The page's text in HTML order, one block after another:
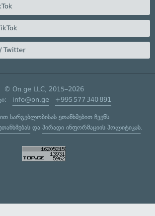
Twitter
© On.ge LLC, 2015–2026
info@on.ge +995 577 340 891
სარგებლობისას ეთანხმებით ჩვენს
და პირადი ინფორმაციის პოლიტიკას.